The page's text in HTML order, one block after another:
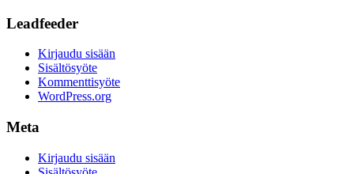
Leadfeeder
Kirjaudu sisään
Sisältösyöte
Kommenttisyöte
WordPress.org
Meta
Kirjaudu sisään